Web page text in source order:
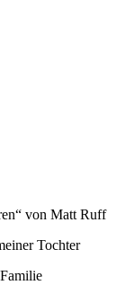
von Matt Ruff
Tochter